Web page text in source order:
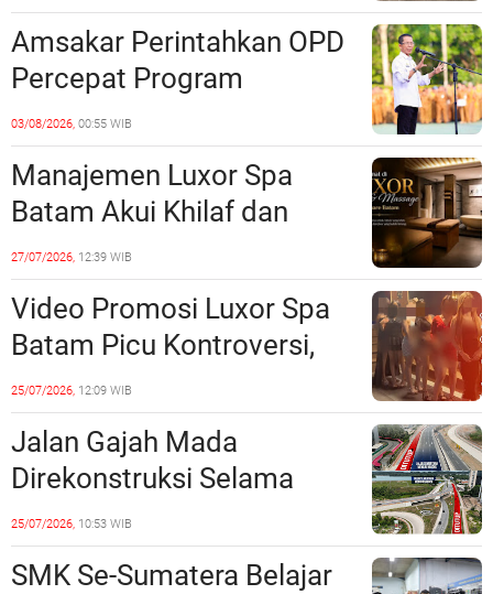
Unsur Pelanggaran Hukum
Amsakar Perintahkan OPD
Percepat Program
Prioritas, Targetkan
Realisasi Pembangunan
Lampaui 50 Persen
03/08/2026, 00:55 WIB
Manajemen Luxor Spa
Batam Akui Khilaf dan
Minta Maaf, Konten
Langsung Di-Takedown
27/07/2026, 12:39 WIB
Video Promosi Luxor Spa
Batam Picu Kontroversi,
Dinilai Bermuatan Sensual
25/07/2026, 12:09 WIB
Jalan Gajah Mada
Direkonstruksi Selama
Empat Minggu, Ini Skema
Rekayasa Lalu Lintasnya
25/07/2026, 10:53 WIB
SMK Se-Sumatera Belajar